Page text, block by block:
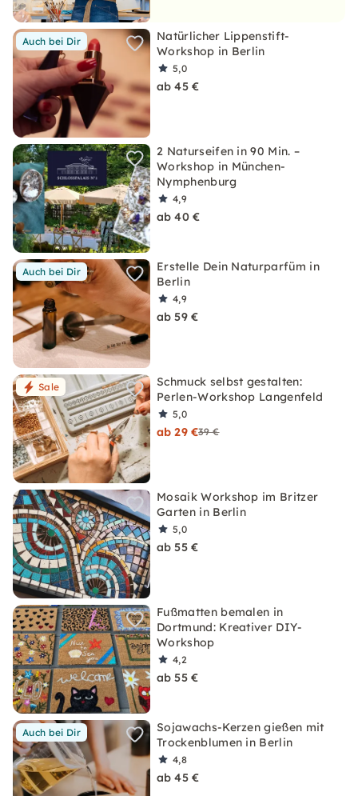
Auch bei Dir
Natürlicher Lippenstift-
Workshop in Berlin
5,0
ab 45 €
2 Naturseifen in 90 Min. –
Workshop in München-
Nymphenburg
4,9
ab 40 €
Auch bei Dir
Erstelle Dein Naturparfüm in
Berlin
4,9
ab 59 €
Sale
Schmuck selbst gestalten:
Perlen-Workshop Langenfeld
5,0
ab 29 €39 €
Mosaik Workshop im Britzer
Garten in Berlin
5,0
ab 55 €
Fußmatten bemalen in
Dortmund: Kreativer DIY-
Workshop
4,2
ab 55 €
Auch bei Dir
Sojawachs-Kerzen gießen mit
Trockenblumen in Berlin
4,8
ab 45 €